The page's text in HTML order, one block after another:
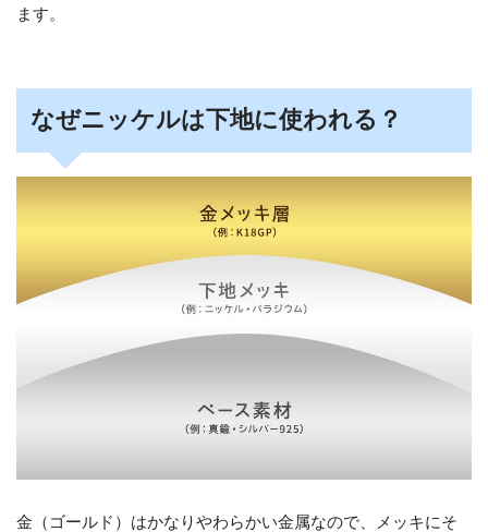
ます。
なぜニッケルは下地に使われる？
金（ゴールド）はかなりやわらかい金属なので、メッキにそ